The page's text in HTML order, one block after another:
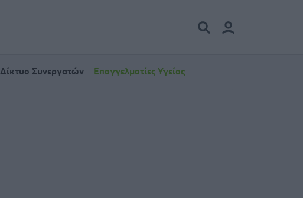
Δίκτυο Συνεργατών Επαγγελματίες Υγείας